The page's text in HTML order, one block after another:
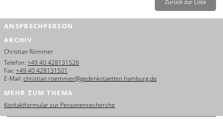
Français
Dansk
Español
Zurück zur Liste
ANSPRECHPERSON
ARCHIV
Christian Römmer
Telefon: +49 40 428131526
Fax: +49 40 428131501
E-Mail: christian.roemmer@gedenkstaetten.hamburg.de
MEHR ZUM THEMA
Kontaktformular zur Personenrecherche